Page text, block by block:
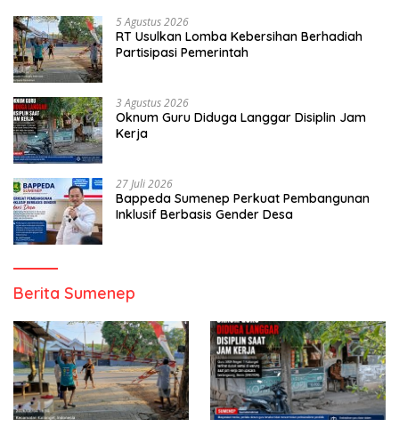
5 Agustus 2026
RT Usulkan Lomba Kebersihan Berhadiah
Partisipasi Pemerintah
3 Agustus 2026
Oknum Guru Diduga Langgar Disiplin Jam
Kerja
27 Juli 2026
Bappeda Sumenep Perkuat Pembangunan
Inklusif Berbasis Gender Desa
Berita Sumenep